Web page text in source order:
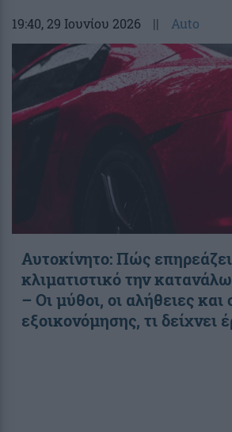
19:40, 29 Ιουνίου 2026 || Auto
Αυτοκίνητο: Πώς
κλιματιστικό την
– Οι μύθοι, οι αλήθειες και
εξοικονόμησης, τι δείχνει